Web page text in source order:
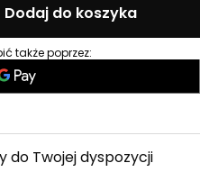
Dodaj do koszyka
także poprzez:
do Twojej dyspozycji